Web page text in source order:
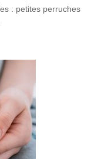
: petites perruches